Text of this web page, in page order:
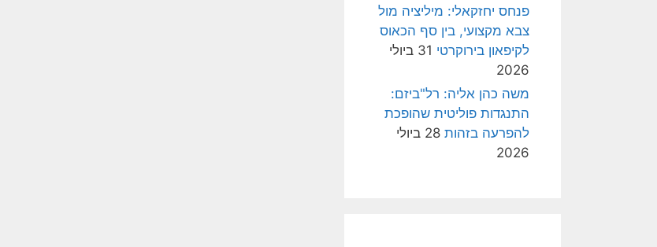
פנחס יחזקאלי: מיליציה מול
צבא מקצועי, בין סף הכאוס
לקיפאון בירוקרטי
31 ביולי
2026
משה כהן אליה: רל"ביזם:
התנגדות פוליטית שהופכת
להפרעה בזהות
28 ביולי
2026